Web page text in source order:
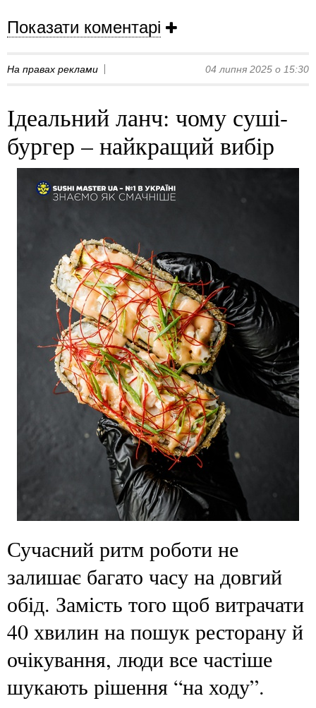
Показати коментарі
На правах реклами 04 липня 2025 о 15:30
Ідеальний ланч: чому суші-
бургер – найкращий вибір
Сучасний ритм роботи не
залишає багато часу на довгий
обід. Замість того щоб витрачати
40 хвилин на пошук ресторану й
очікування, люди все частіше
шукають рішення “на ходу”.